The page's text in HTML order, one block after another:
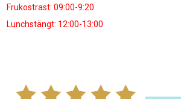
Frukostrast: 09:00-9:20
Lunchstängt: 12:00-13:00